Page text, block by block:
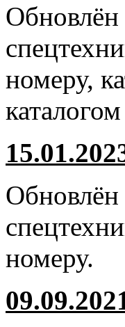
Обновлён
номеру,
каталогом
Обновлён
номеру.